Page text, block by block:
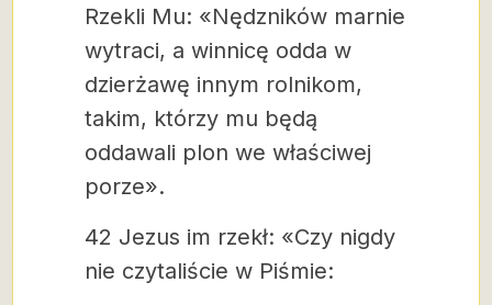
Rzekli Mu: «Nędzników marnie
wytraci, a winnicę odda w
dzierżawę innym rolnikom,
takim, którzy mu będą
oddawali plon we właściwej
porze».
42 Jezus im rzekł: «Czy nigdy
nie czytaliście w Piśmie: